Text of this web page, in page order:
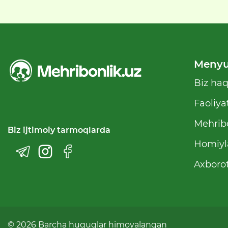
Biz ijtimoiy tarmoqlarda
Biz
© 2026 Barcha huquqlar himoyalangan